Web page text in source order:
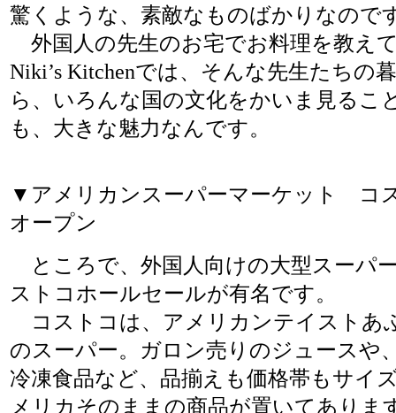
驚くような、素敵なものばかりなので
外国人の先生のお宅でお料理を教え
Niki’s Kitchenでは、そんな先生たちの
ら、いろんな国の文化をかいま見るこ
も、大きな魅力なんです。
▼アメリカンスーパーマーケット コ
オープン
ところで、外国人向けの大型スーパ
ストコホールセールが有名です。
コストコは、アメリカンテイストあ
のスーパー。ガロン売りのジュースや
冷凍食品など、品揃えも価格帯もサイ
メリカそのままの商品が置いてありま